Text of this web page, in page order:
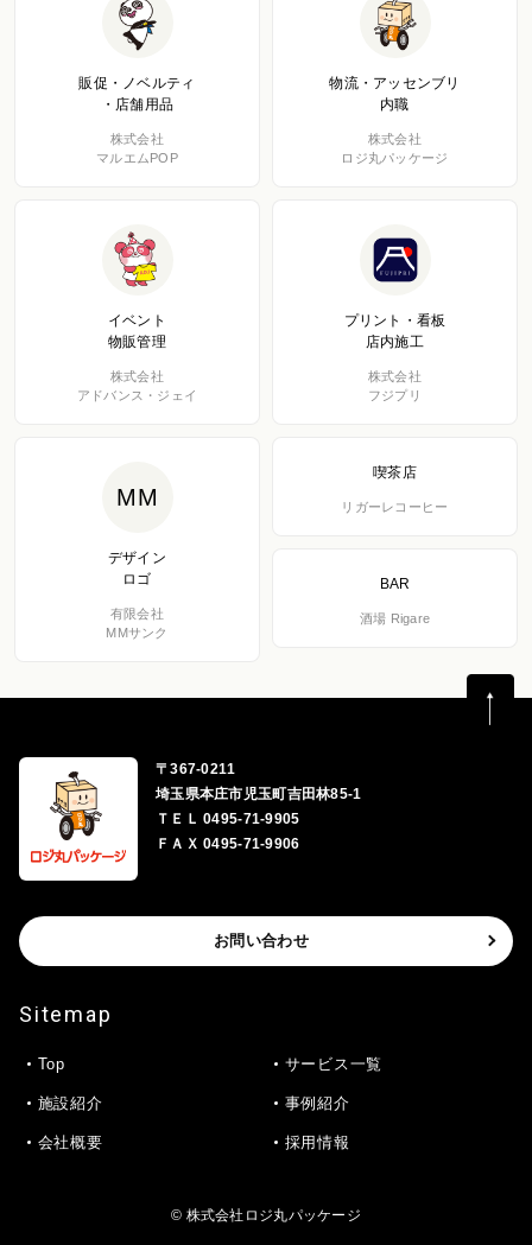
販促・ノベルティ
・店舗用品
株式会社
マルエムPOP
物流・アッセンブリ
内職
株式会社
ロジ丸パッケージ
イベント
物販管理
株式会社
アドバンス・ジェイ
プリント・看板
店内施工
株式会社
フジプリ
MM
デザイン
ロゴ
有限会社
MMサンク
喫茶店
リガーレコーヒー
BAR
酒場 Rigare
〒367-0211
埼玉県本庄市児玉町吉田林85-1
ＴＥＬ 0495-71-9905
ＦＡＸ 0495-71-9906
お問い合わせ
Sitemap
Top サービス一覧
施設紹介 事例紹介
会社概要 採用情報
© 株式会社ロジ丸パッケージ